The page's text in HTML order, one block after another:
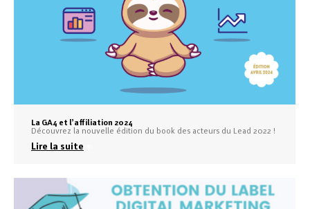
La GA4 et l’affiliation 2024
Découvrez la nouvelle édition du book des acteurs du Lead 2022 !
Lire la suite